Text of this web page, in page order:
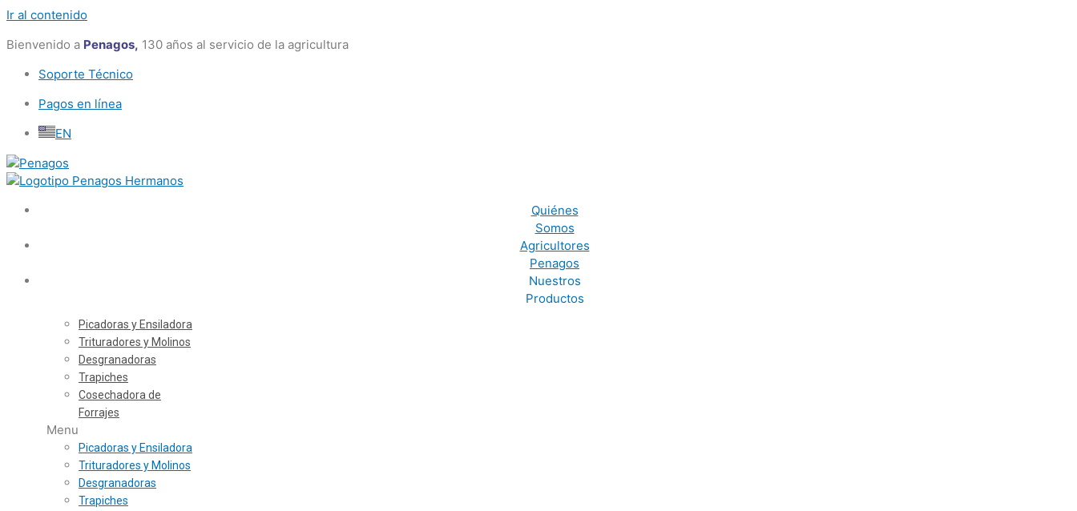
Ir al contenido
Bienvenido a Penagos, 130 años al servicio de la agricultura
Soporte Técnico
Pagos en línea
EN
Quiénes
Somos
Agricultores
Penagos
Nuestros
Productos
Picadoras y Ensiladora
Trituradores y Molinos
Desgranadoras
Trapiches
Cosechadora de
Forrajes
Menu
Picadoras y Ensiladora
Trituradores y Molinos
Desgranadoras
Trapiches